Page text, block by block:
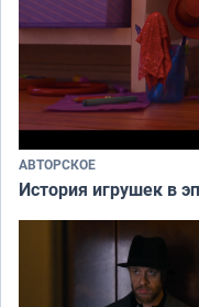
АВТОРСКОЕ
История игрушек в